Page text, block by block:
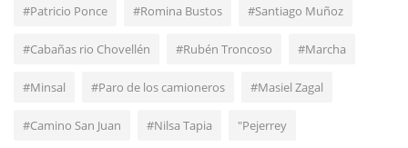
#Patricio Ponce #Romina Bustos #Santiago Muñoz
#Cabañas rio Chovellén #Rubén Troncoso #Marcha
#Minsal #Paro de los camioneros #Masiel Zagal
#Camino San Juan #Nilsa Tapia "Pejerrey